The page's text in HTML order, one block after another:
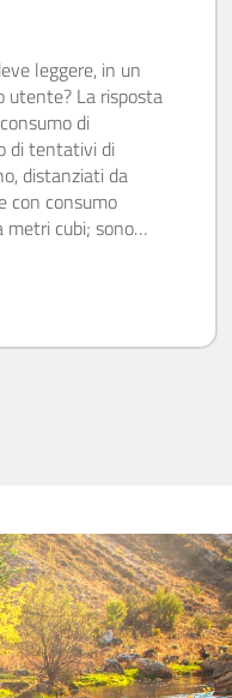
leggere, in un
utente? La risposta
di
di tentativi di
distanziati da
con consumo
metri cubi; sono…